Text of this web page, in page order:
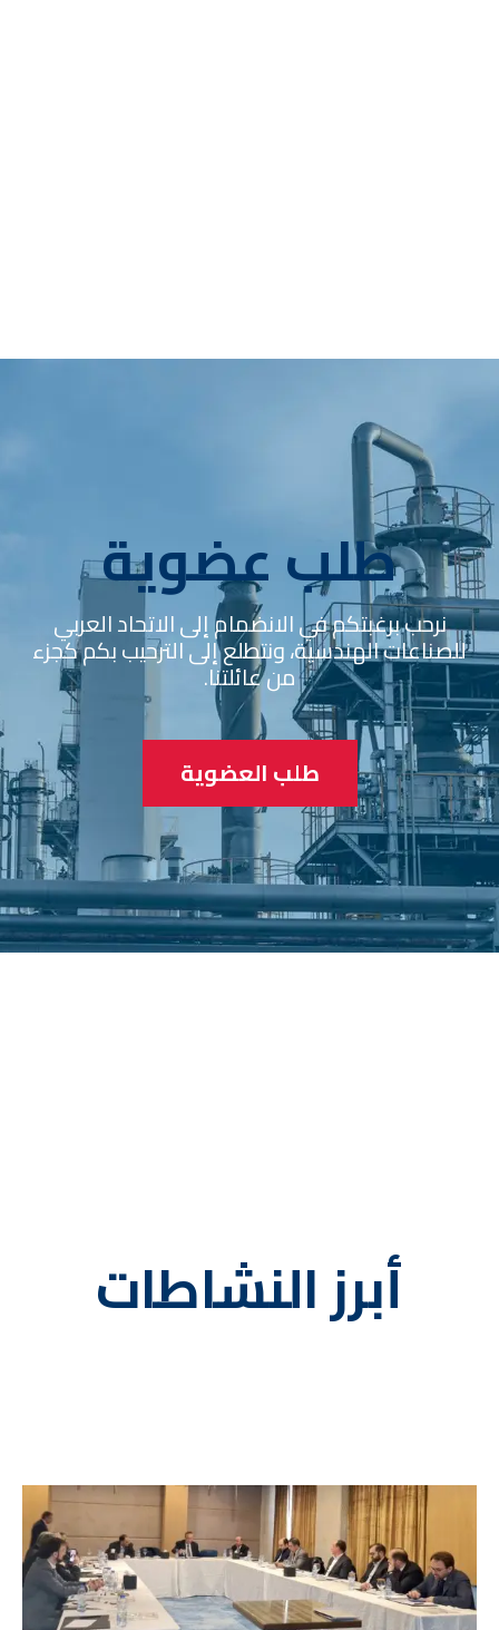
طلب عضوية
نرحب برغبتكم في الانضمام إلى الاتحاد العربي
للصناعات الهندسية، ونتطلع إلى الترحيب بكم كجزء
من عائلتنا.
طلب العضوية
أبرز النشاطات